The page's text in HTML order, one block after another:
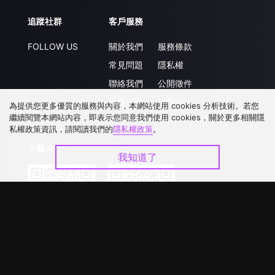
追蹤社群
FOLLOW US
客戶服務
關於我們
常見問題
聯絡我們
升級VIP
服務條款
隱私權
公開徵件
合作洽談
下載 APP
為提供您更多優質的服務與內容，本網站使用 cookies 分析技術。若您
繼續閱覽本網站內容，即表示您同意我們使用 cookies，關於更多相關隱
私權政策資訊，請閱讀我們的隱私權政策。
我知道了